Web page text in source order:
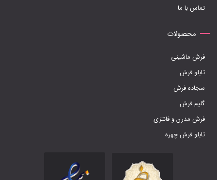
تماس با ما
محصولات
فرش ماشینی
تابلو فرش
سجاده فرش
گلیم فرش
فرش مدرن و فانتزی
تابلو فرش چهره